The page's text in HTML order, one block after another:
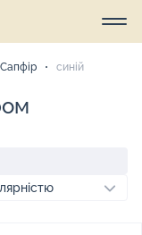
Сапфір синій